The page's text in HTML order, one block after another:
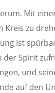
Mit
zu
ist
der Spirit
und
auf den